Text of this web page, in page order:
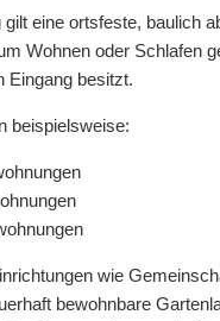
gilt eine ortsfeste, baulich
Wohnen oder Schlafen
Eingang besitzt.
beispielsweise:
wie
bewohnbare